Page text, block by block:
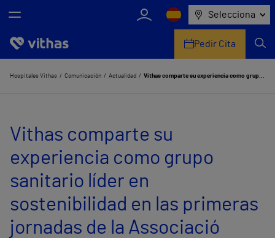
Selecciona
Nosotros
Servicios de salud
Equipo médico y asistencial
Comunicación
Pedir Cita
Hospitales Vithas Comunicación Actualidad Vithas comparte su experiencia como grupo sanitario líder en sostenibilidad en las primeras jornadas de la Associació Sostenibilitat, Educació i Salut
Vithas comparte su
experiencia como grupo
sanitario líder en
sostenibilidad en las primeras
jornadas de la Associació